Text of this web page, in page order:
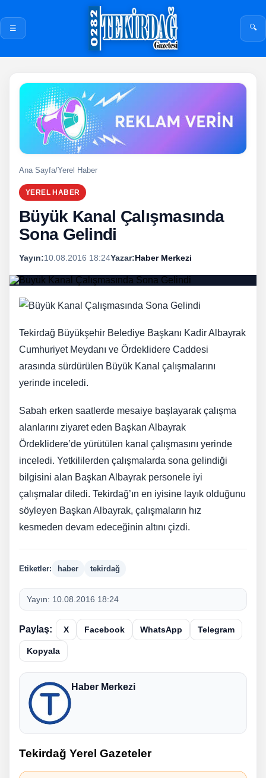
☰ 🔍
Ana Sayfa/Yerel Haber
YEREL HABER
Büyük Kanal Çalışmasında
Sona Gelindi
Yayın:10.08.2016 18:24Yazar:Haber Merkezi
Tekirdağ Büyükşehir Belediye Başkanı Kadir Albayrak
Cumhuriyet Meydanı ve Ördeklidere Caddesi
arasında sürdürülen Büyük Kanal çalışmalarını
yerinde inceledi.
Sabah erken saatlerde mesaiye başlayarak çalışma
alanlarını ziyaret eden Başkan Albayrak
Ördeklidere’de yürütülen kanal çalışmasını yerinde
inceledi. Yetkililerden çalışmalarda sona gelindiği
bilgisini alan Başkan Albayrak personele iyi
çalışmalar diledi. Tekirdağ’ın en iyisine layık olduğunu
söyleyen Başkan Albayrak, çalışmaların hız
kesmeden devam edeceğinin altını çizdi.
Etiketler: haber tekirdağ
Yayın: 10.08.2016 18:24
Paylaş: X Facebook WhatsApp Telegram
Kopyala
Haber Merkezi
Tekirdağ Yerel Gazeteler